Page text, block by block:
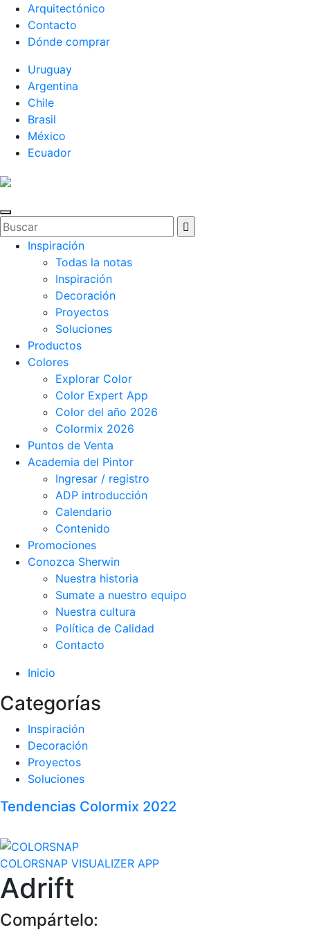
Arquitectónico
Contacto
Dónde comprar
Uruguay
Argentina
Chile
Brasil
México
Ecuador
Inspiración
Todas la notas
Inspiración
Decoración
Proyectos
Soluciones
Productos
Colores
Explorar Color
Color Expert App
Color del año 2026
Colormix 2026
Puntos de Venta
Academia del Pintor
Ingresar / registro
ADP introducción
Calendario
Contenido
Promociones
Conozca Sherwin
Nuestra historia
Sumate a nuestro equipo
Nuestra cultura
Política de Calidad
Contacto
Inicio
Categorías
Inspiración
Decoración
Proyectos
Soluciones
Tendencias Colormix 2022
COLORSNAP VISUALIZER APP
Adrift
Compártelo: